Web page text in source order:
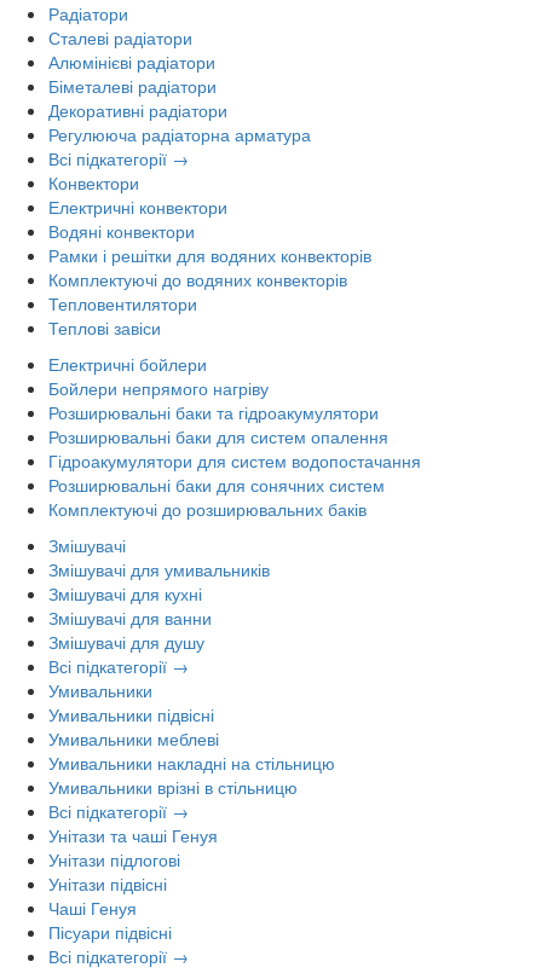
Радіатори
Сталеві радіатори
Алюмінієві радіатори
Біметалеві радіатори
Декоративні радіатори
Регулююча радіаторна арматура
Всі підкатегорії →
Конвектори
Електричні конвектори
Водяні конвектори
Рамки і решітки для водяних конвекторів
Комплектуючі до водяних конвекторів
Тепловентилятори
Теплові завіси
Електричні бойлери
Бойлери непрямого нагріву
Розширювальні баки та гідроакумулятори
Розширювальні баки для систем опалення
Гідроакумулятори для систем водопостачання
Розширювальні баки для сонячних систем
Комплектуючі до розширювальних баків
Змішувачі
Змішувачі для умивальників
Змішувачі для кухні
Змішувачі для ванни
Змішувачі для душу
Всі підкатегорії →
Умивальники
Умивальники підвісні
Умивальники меблеві
Умивальники накладні на стільницю
Умивальники врізні в стільницю
Всі підкатегорії →
Унітази та чаші Генуя
Унітази підлогові
Унітази підвісні
Чаші Генуя
Пісуари підвісні
Всі підкатегорії →